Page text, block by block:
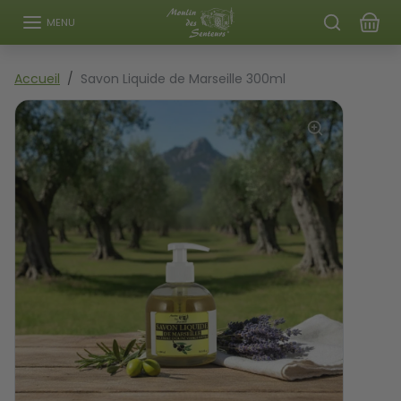
MENU
Accueil Savon Liquide de Marseille 300ml